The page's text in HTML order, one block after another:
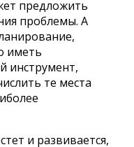
предложить
проблемы. А
иметь
инструмент,
те места
и развивается,